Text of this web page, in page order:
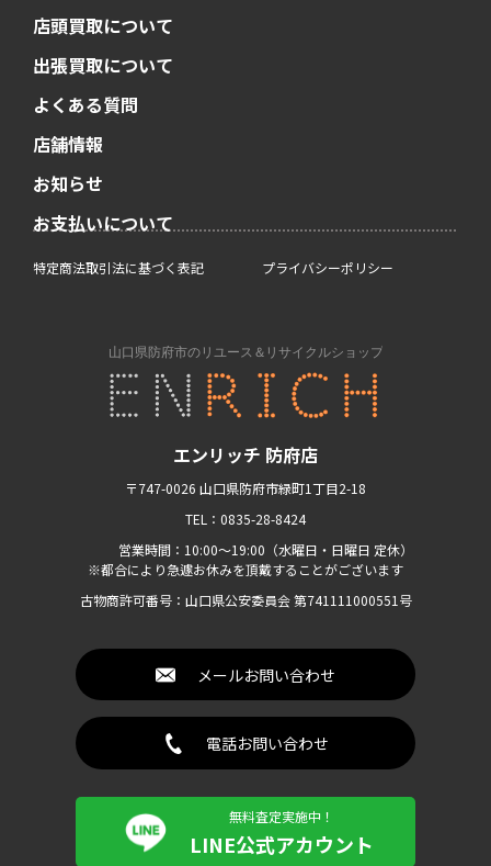
エンリッチ 防府店
〒747-0026 山口県防府市緑町1丁目2-18
TEL：0835-28-8424
営業時間：10:00〜19:00（水曜日・日曜日 定休）
※都合により急遽お休みを頂戴することがございます
古物商許可番号：山口県公安委員会 第741111000551号
メールお問い合わせ
電話お問い合わせ
無料査定実施中！
LINE公式アカウント
店頭買取について
出張買取について
よくある質問
店舗情報
お知らせ
お支払いについて
特定商法取引法に基づく表記 プライバシーポリシー